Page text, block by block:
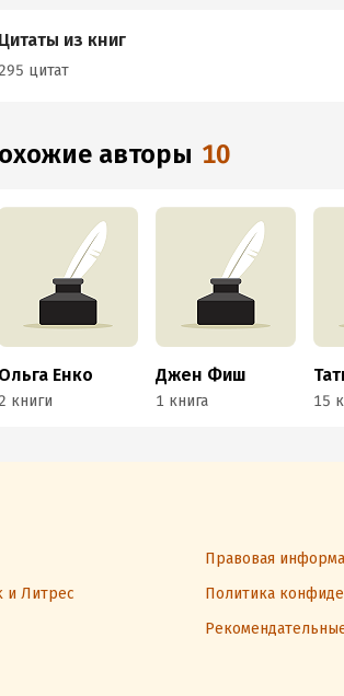
Цитаты из книг
цитат
Похожие авторы 10
Ольга Енко
книги
Джен Фиш
1 книга 15
Правовая
и Литрес
Политика